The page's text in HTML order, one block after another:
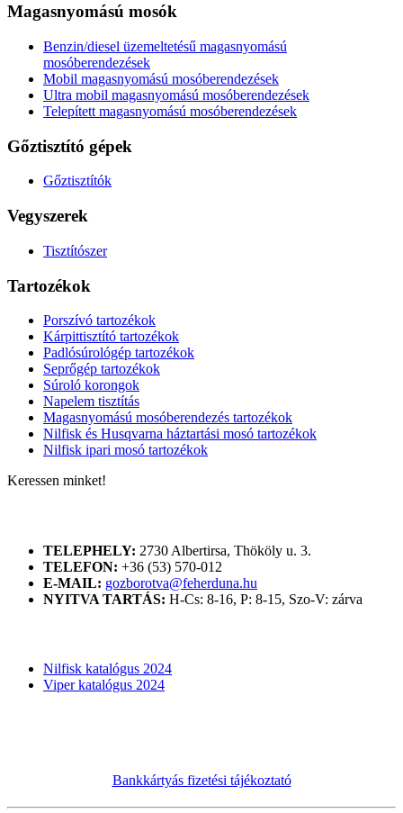
Magasnyomású mosók
Benzin/diesel üzemeltetésű magasnyomású
mosóberendezések
Mobil magasnyomású mosóberendezések
Ultra mobil magasnyomású mosóberendezések
Telepített magasnyomású mosóberendezések
Gőztisztító gépek
Gőztisztítók
Vegyszerek
Tisztítószer
Tartozékok
Porszívó tartozékok
Kárpittisztító tartozékok
Padlósúrológép tartozékok
Seprőgép tartozékok
Súroló korongok
Napelem tisztítás
Magasnyomású mosóberendezés tartozékok
Nilfisk és Husqvarna háztartási mosó tartozékok
Nilfisk ipari mosó tartozékok
Keressen minket!
TELEPHELY: 2730 Albertirsa, Thököly u. 3.
TELEFON: +36 (53) 570-012
E-MAIL: gozborotva@feherduna.hu
NYITVA TARTÁS: H-Cs: 8-16, P: 8-15, Szo-V: zárva
Nilfisk katalógus 2024
Viper katalógus 2024
Bankkártyás fizetési tájékoztató